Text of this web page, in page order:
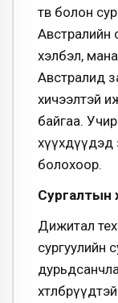
төв болон
Австралийн
хэлбэл,
Австралид
хичээлтэй
байгаа. Учир
хүүхдүүдэд
болохоор.
Сургалтын
Дижитал
сургуулийн